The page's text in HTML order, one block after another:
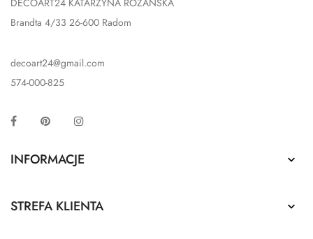
DECOART24 KATARZYNA RÓŻAŃSKA
Brandta 4/33 26-600 Radom
decoart24@gmail.com
574-000-825
Facebook Pinterest
INFORMACJE 
STREFA KLIENTA 